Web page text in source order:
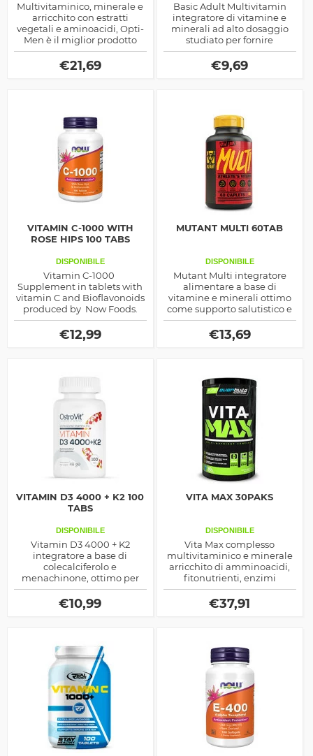
Multivitaminico, minerale e
arricchito con estratti
vegetali e aminoacidi, Opti-
Men è il miglior prodotto
della sua categoria, oltre
40 ingredienti
€21,69
Basic Adult Multivitamin
integratore di vitamine e
minerali ad alto dosaggio
studiato per fornire
adeguate quantità di
micronutrienti essenziali in
una sola compressa da
€9,69
VITAMIN C-1000 WITH
ROSE HIPS 100 TABS
DISPONIBILE
Vitamin C-1000
Supplement in tablets with
vitamin C and Bioflavonoids
produced by Now Foods.
€12,99
MUTANT MULTI 60TAB
DISPONIBILE
Mutant Multi integratore
alimentare a base di
vitamine e minerali ottimo
come supporto salutistico e
sportivo, arricchito di estratti
vegetali ed enzimi digestivi
€13,69
VITAMIN D3 4000 + K2 100
TABS
DISPONIBILE
Vitamin D3 4000 + K2
integratore a base di
colecalciferolo e
menachinone, ottimo per
migliorare l'assorbimento
del calcio nelle ossa ed
anche come rinvigorente
€10,99
VITA MAX 30PAKS
DISPONIBILE
Vita Max complesso
multivitaminico e minerale
arricchito di amminoacidi,
fitonutrienti, enzimi
digestivi e altri composti per
migliorare il benessere del
corpo e la prestazione fisica,
€37,91